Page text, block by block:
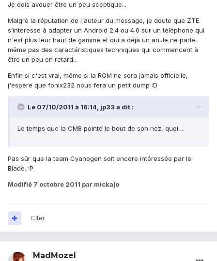
Je dois avouer être un peu sceptique...
Malgré la réputation de l'auteur du message, je doute que ZTE
s’intéresse à adapter un Android 2.4 ou 4.0 sur un téléphone qui
n'est plus leur haut de gamme et qui a déjà un an.Je ne parle
même pas des caractéristiques techniques qui commencent à
être un peu en retard...
Enfin si c'est vrai, même si la ROM ne sera jamais officielle,
j'espère que fonix232 nous fera un petit dump :D
Le 07/10/2011 à 16:14, jp33 a dit :
Le temps que la CM8 pointe le bout de son nez, quoi ...
Pas sûr que la team Cyanogen soit encore intéressée par le
Blade. :P
Modifié 7 octobre 2011 par mickajo
Citer
MadMozel